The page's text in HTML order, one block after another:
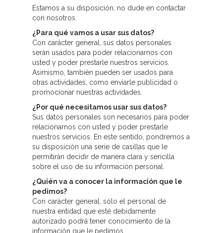
Estamos a su disposición, no dude en contactar
con nosotros.
¿Para qué vamos a usar sus datos?
Con carácter general, sus datos personales
serán usados para poder relacionarnos con
usted y poder prestarle nuestros servicios.
Asimismo, también pueden ser usados para
otras actividades, como enviarle publicidad o
promocionar nuestras actividades.
¿Por qué necesitamos usar sus datos?
Sus datos personales son necesarios para poder
relacionarnos con usted y poder prestarle
nuestros servicios. En este sentido, pondremos a
su disposición una serie de casillas que le
permitirán decidir de manera clara y sencilla
sobre el uso de su información personal.
¿Quién va a conocer la información que le
pedimos?
Con carácter general, sólo el personal de
nuestra entidad que esté debidamente
autorizado podrá tener conocimiento de la
información que le pedimos.